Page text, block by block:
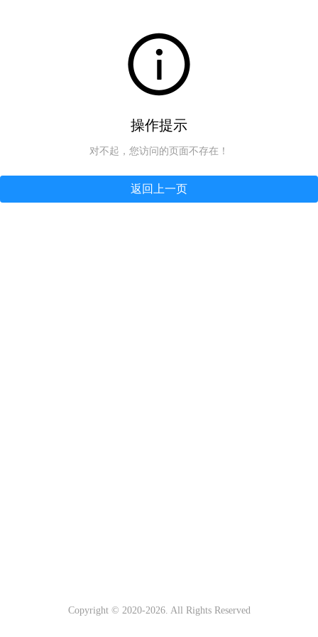
操作提示
对不起，您访问的页面不存在！
返回上一页
Copyright © 2020-2026. All Rights Reserved